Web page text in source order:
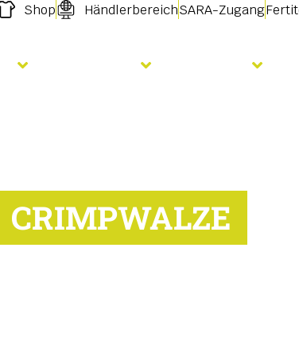
Shop HändlerbereichSARA-Zugang
CRIMPWALZE